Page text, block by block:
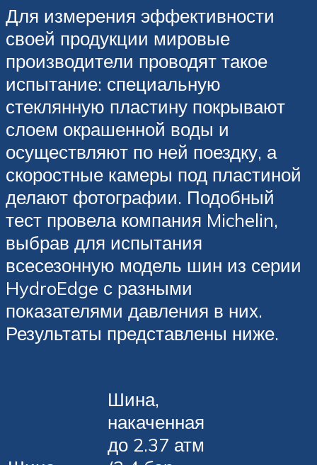
Для измерения эффективности
своей продукции мировые
производители проводят такое
испытание: специальную
стеклянную пластину покрывают
слоем окрашенной воды и
осуществляют по ней поездку, а
скоростные камеры под пластиной
делают фотографии. Подобный
тест провела компания Michelin,
выбрав для испытания
всесезонную модель шин из серии
HydroEdge с разными
показателями давления в них.
Результаты представлены ниже.
Шина,
накаченная
до 2.37 атм